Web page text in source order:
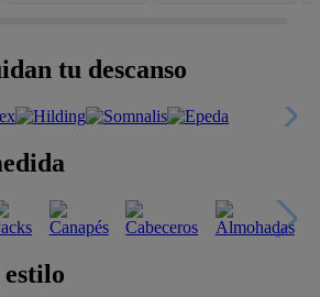
tu descanso
estilo